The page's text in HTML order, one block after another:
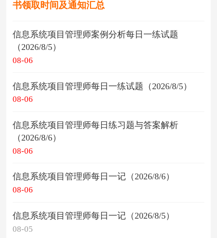
书领取时间及通知汇总
信息系统项目管理师案例分析每日一练试题
（2026/8/5）
08-06
信息系统项目管理师每日一练试题（2026/8/5）
08-06
信息系统项目管理师每日练习题与答案解析
（2026/8/6）
08-06
信息系统项目管理师每日一记（2026/8/6）
08-06
信息系统项目管理师每日一记（2026/8/5）
08-05